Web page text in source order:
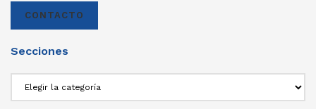
CONTACTO
Secciones